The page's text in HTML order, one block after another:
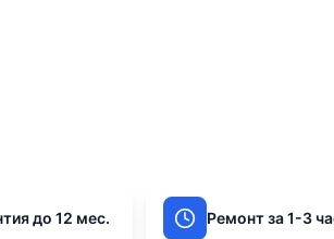
до 12 мес. Ремонт за 1-3